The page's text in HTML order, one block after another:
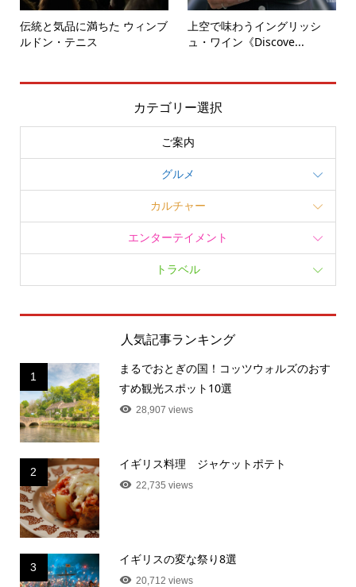
伝統と気品に満ちた ウィンブ
ルドン・テニス
上空で味わうイングリッシ
ュ・ワイン《Discove...
カテゴリー選択
ご案内
グルメ
カルチャー
エンターテイメント
トラベル
人気記事ランキング
1
まるでおとぎの国！コッツウォルズのおす
すめ観光スポット10選
28,907 views
2
イギリス料理 ジャケットポテト
22,735 views
3
イギリスの変な祭り8選
20,712 views